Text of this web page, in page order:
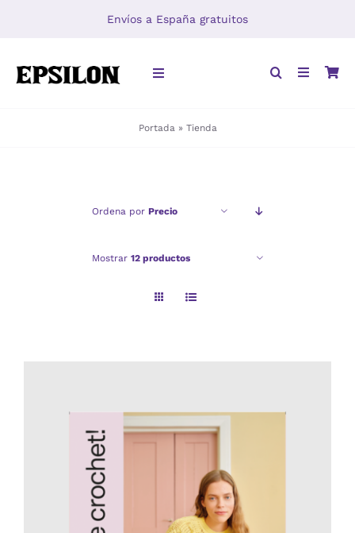
Envíos a España gratuitos
Toggle
Portada » Tienda
Ordena por Precio
Mostrar 12 productos